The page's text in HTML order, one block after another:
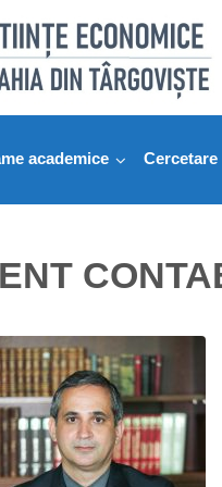
academice Cercetare